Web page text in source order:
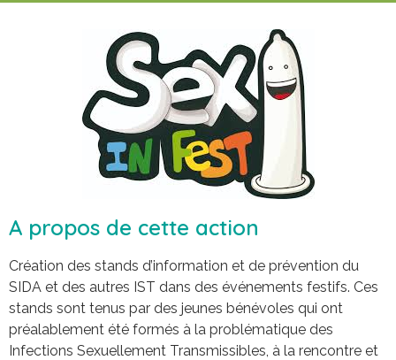
A propos de cette action
Création des stands d’information et de prévention du
SIDA et des autres IST dans des événements festifs. Ces
stands sont tenus par des jeunes bénévoles qui ont
préalablement été formés à la problématique des
Infections Sexuellement Transmissibles, à la rencontre et